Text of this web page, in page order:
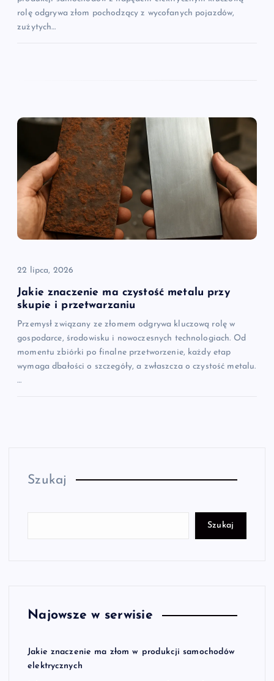
rolę odgrywa złom pochodzący z wycofanych pojazdów,
zużytych…
22 lipca, 2026
Jakie znaczenie ma czystość metalu przy
skupie i przetwarzaniu
Przemysł związany ze złomem odgrywa kluczową rolę w
gospodarce, środowisku i nowoczesnych technologiach. Od
momentu zbiórki po finalne przetworzenie, każdy etap
wymaga dbałości o szczegóły, a zwłaszcza o czystość metalu.
…
Szukaj
Szukaj
Najowsze w serwisie
Jakie znaczenie ma złom w produkcji samochodów
elektrycznych